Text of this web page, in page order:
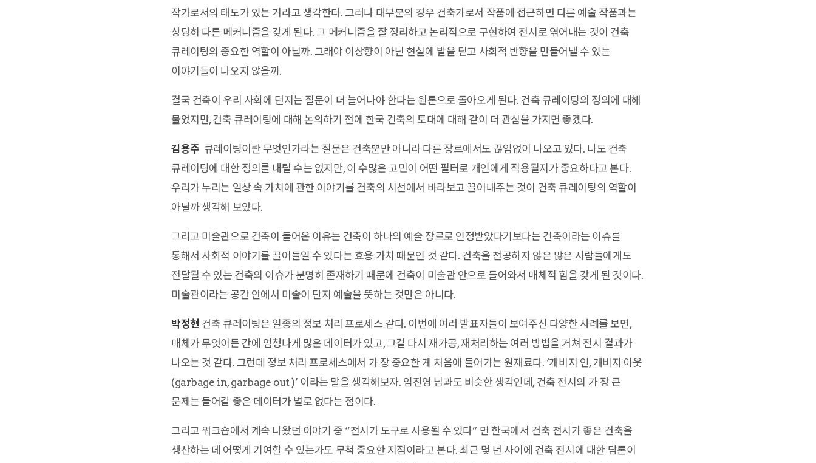
작가로서의 태도가 있는 거라고 생각한다. 그러나 대부분의 경우 건축가로서 작품에 접근하면 다른 예술 작품과는
상당히 다른 메커니즘을 갖게 된다. 그 메커니즘을 잘 정리하고 논리적으로 구현하여 전시로 엮어내는 것이 건축
큐레이팅의 중요한 역할이 아닐까. 그래야 이상향이 아닌 현실에 발을 딛고 사회적 반향을 만들어낼 수 있는
이야기들이 나오지 않을까.
결국 건축이 우리 사회에 던지는 질문이 더 늘어나야 한다는 원론으로 돌아오게 된다. 건축 큐레이팅의 정의에 대해
물었지만, 건축 큐레이팅에 대해 논의하기 전에 한국 건축의 토대에 대해 같이 더 관심을 가지면 좋겠다.
김용주 큐레이팅이란 무엇인가라는 질문은 건축뿐만 아니라 다른 장르에서도 끊임없이 나오고 있다. 나도 건축
큐레이팅에 대한 정의를 내릴 수는 없지만, 이 수많은 고민이 어떤 필터로 개인에게 적용될지가 중요하다고 본다.
우리가 누리는 일상 속 가치에 관한 이야기를 건축의 시선에서 바라보고 끌어내주는 것이 건축 큐레이팅의 역할이
아닐까 생각해 보았다.
그리고 미술관으로 건축이 들어온 이유는 건축이 하나의 예술 장르로 인정받았다기보다는 건축이라는 이슈를
통해서 사회적 이야기를 끌어들일 수 있다는 효용 가치 때문인 것 같다. 건축을 전공하지 않은 많은 사람들에게도
전달될 수 있는 건축의 이슈가 분명히 존재하기 때문에 건축이 미술관 안으로 들어와서 매체적 힘을 갖게 된 것이다.
미술관이라는 공간 안에서 미술이 단지 예술을 뜻하는 것만은 아니다.
박정현 건축 큐레이팅은 일종의 정보 처리 프로세스 같다. 이번에 여러 발표자들이 보여주신 다양한 사례를 보면,
매체가 무엇이든 간에 엄청나게 많은 데이터가 있고, 그걸 다시 재가공, 재처리하는 여러 방법을 거쳐 전시 결과가
나오는 것 같다. 그런데 정보 처리 프로세스에서 가 장 중요한 게 처음에 들어가는 원재료다. ‘개비지 인, 개비지 아웃
(garbage in, garbage out )’ 이라는 말을 생각해보자. 임진영 님과도 비슷한 생각인데, 건축 전시의 가 장 큰
문제는 들어갈 좋은 데이터가 별로 없다는 점이다.
그리고 워크숍에서 계속 나왔던 이야기 중 “전시가 도구로 사용될 수 있다” 면 한국에서 건축 전시가 좋은 건축을
생산하는 데 어떻게 기여할 수 있는가도 무척 중요한 지점이라고 본다. 최근 몇 년 사이에 건축 전시에 대한 담론이